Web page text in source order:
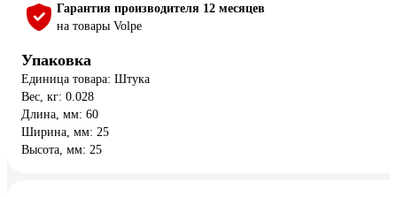
Гарантия производителя 12 месяцев
на товары Volpe
Упаковка
Единица товара: Штука
Вес, кг: 0.028
Длина, мм: 60
Ширина, мм: 25
Высота, мм: 25